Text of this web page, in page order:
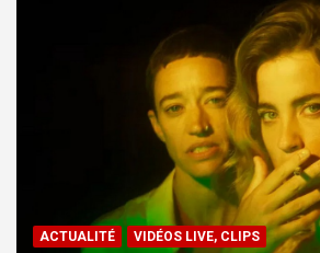
ACTUALITÉ VIDÉOS LIVE, CLIPS